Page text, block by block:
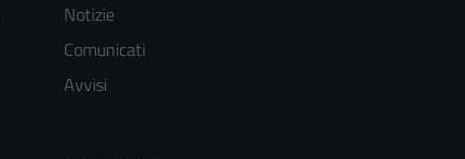
Notizie
Comunicati
Avvisi